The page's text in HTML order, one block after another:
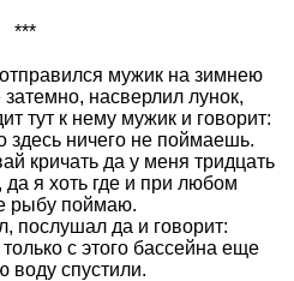
***
мужик на зимнею
насверлил лунок,
тут к нему мужик и говорит:
здесь ничего не поймаешь.
кричать да у меня тридцать
да я хоть где и при любом
рыбу поймаю.
послушал да и говорит:
с этого бассейна еще
воду спустили.